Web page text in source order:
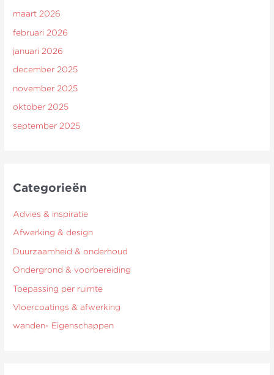
maart 2026
februari 2026
januari 2026
december 2025
november 2025
oktober 2025
september 2025
Categorieën
Advies & inspiratie
Afwerking & design
Duurzaamheid & onderhoud
Ondergrond & voorbereiding
Toepassing per ruimte
Vloercoatings & afwerking
wanden- Eigenschappen